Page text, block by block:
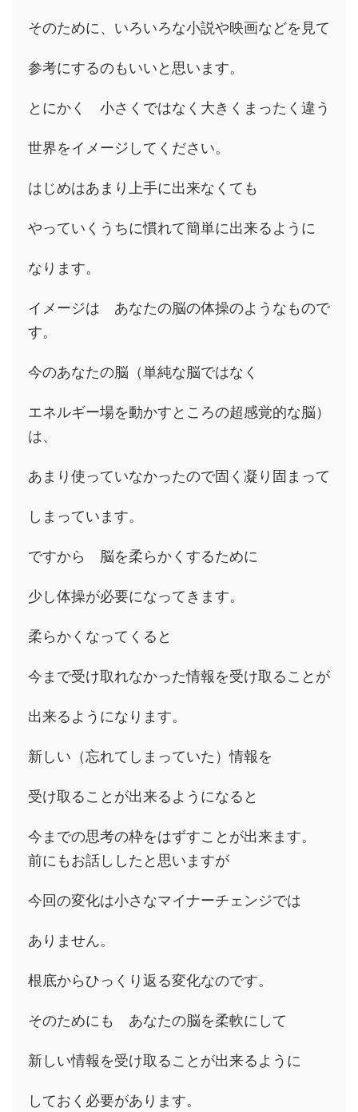
そのために、いろいろな小説や映画などを見て
参考にするのもいいと思います。
とにかく 小さくではなく大きくまったく違う
世界をイメージしてください。
はじめはあまり上手に出来なくても
やっていくうちに慣れて簡単に出来るように
なります。
イメージは あなたの脳の体操のようなもので
す。
今のあなたの脳（単純な脳ではなく
エネルギー場を動かすところの超感覚的な脳）
は、
あまり使っていなかったので固く凝り固まって
しまっています。
ですから 脳を柔らかくするために
少し体操が必要になってきます。
柔らかくなってくると
今まで受け取れなかった情報を受け取ることが
出来るようになります。
新しい（忘れてしまっていた）情報を
受け取ることが出来るようになると
今までの思考の枠をはずすことが出来ます。
前にもお話ししたと思いますが
今回の変化は小さなマイナーチェンジでは
ありません。
根底からひっくり返る変化なのです。
そのためにも あなたの脳を柔軟にして
新しい情報を受け取ることが出来るように
しておく必要があります。